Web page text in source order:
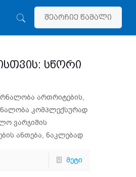
შეარჩიე წამალი
სწორი
ართრიტების,
კომპლექსურად
ვარჯიშის
ანთება, ნაკლებად
მეტი